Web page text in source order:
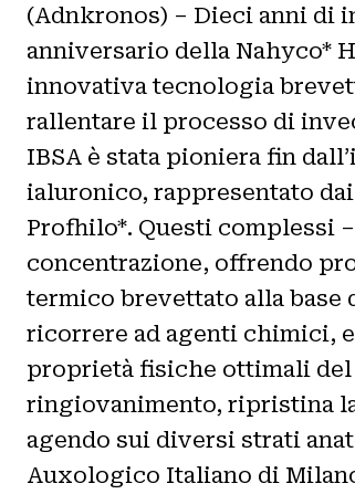
(Adnkronos) – Dieci anni di
anniversario della Nahyco*
innovativa tecnologia
rallentare il processo di
IBSA è stata pioniera fin
ialuronico, rappresentato
Profhilo*. Questi complessi
concentrazione, offrendo
termico brevettato alla base
ricorrere ad agenti chimici,
proprietà fisiche ottimali
ringiovanimento, ripristina
agendo sui diversi strati
Auxologico Italiano di